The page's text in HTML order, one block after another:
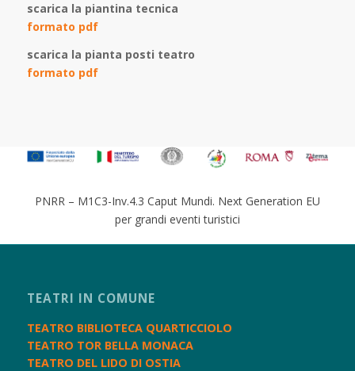
scarica la piantina tecnica
formato pdf
scarica la pianta posti teatro
formato pdf
PNRR – M1C3-Inv.4.3 Caput Mundi. Next Generation EU
per grandi eventi turistici
TEATRI IN COMUNE
TEATRO BIBLIOTECA QUARTICCIOLO
TEATRO TOR BELLA MONACA
TEATRO DEL LIDO DI OSTIA